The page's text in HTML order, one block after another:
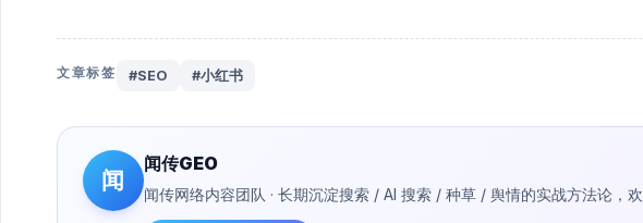
文章标签 #SEO #小红书
闻
闻传GEO
闻传网络内容团队 · 长期沉淀搜索 / AI 搜索 / 种草 / 舆情的实战方法论，欢